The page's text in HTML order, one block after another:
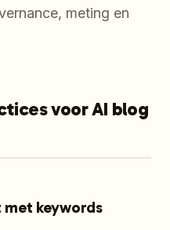
meting en
voor AI blog
met keywords